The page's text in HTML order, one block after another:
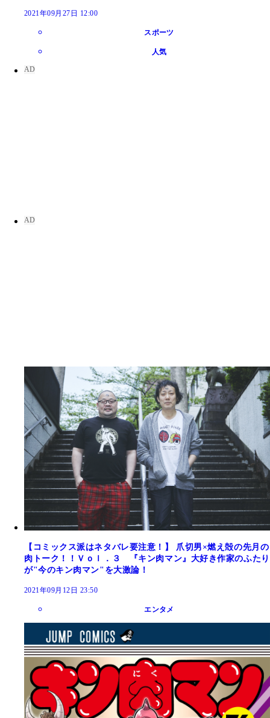
2021年09月27日 12:00
スポーツ
人気
【コミックス派はネタバレ要注意！】 爪切男×燃え殻の先月の
肉トーク！！Ｖｏｌ．３ 『キン肉マン』大好き作家のふたり
が"今のキン肉マン"を大激論！
2021年09月12日 23:50
エンタメ